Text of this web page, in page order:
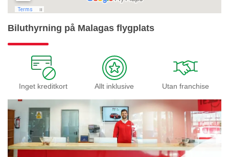
Biluthyrning på Malagas flygplats
Inget kreditkort Allt inklusive Utan franchise